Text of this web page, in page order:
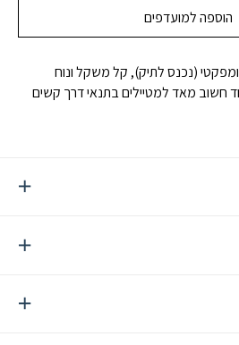
הוספה למועדפים
(נכנס לתיק), קל משקל ונוח
חשוב מאד למטיילים בתנאי דרך קשים
משקל ומורידה באופן ניכר לחץ